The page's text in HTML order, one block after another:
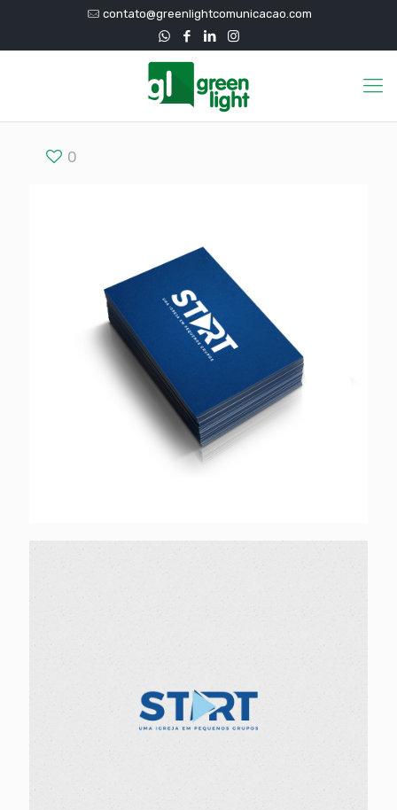
contato@greenlightcomunicacao.com
0